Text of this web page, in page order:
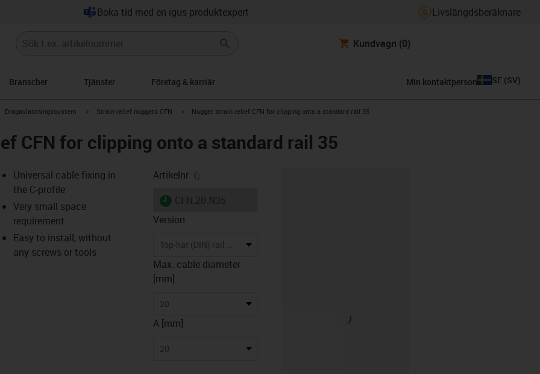
Boka tid med en igus produktexpert Livslängdsberäknare
Kundvagn (0)
Branscher Tjänster Företag & karriär Min kontaktperson SE (SV)
right
igus-icon-arrow-right
Dragavlastningssystem igus-icon-arrow-right
Strain relief nuggets CFN igus-icon-arrow-right
Nugget strain relief CFN for clipping onto a standard rail 35
CFN for clipping onto a standard rail 35
icon-lupe
icon-lupe
Universal cable fixing in
the C-profile
Very small space
requirement
Easy to install, without
any screws or tools
Artikelnr
igus-icon-lieferzeit
Version
Top-hat (DIN) rail 35
Max. cable diameter
[mm]
20
A [mm]
20